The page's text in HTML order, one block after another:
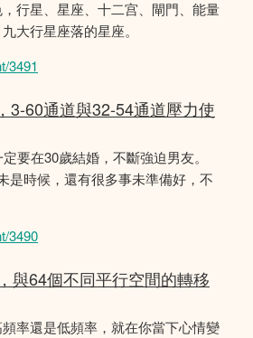
行星、星座、十二宫、閘門、能量
大行星座落的星座。
3491
3-60通道與32-54通道壓力使
要在30歲結婚，不斷強迫男友。
是時候，還有很多事未準備好，不
3490
與64個不同平行空間的轉移
率還是低頻率，就在你當下心情變